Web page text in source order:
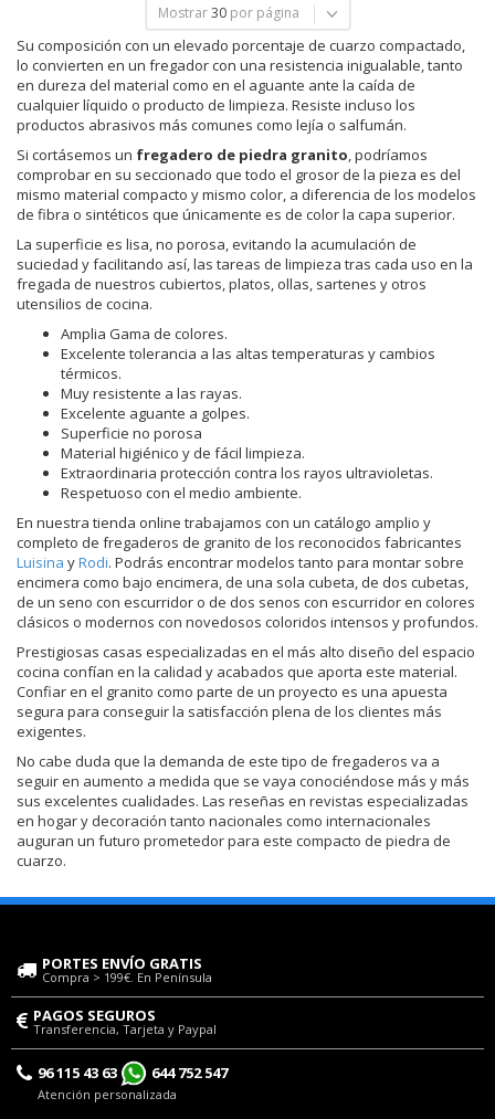
Mostrar 30 por página
Su composición con un elevado porcentaje de cuarzo compactado,
lo convierten en un fregador con una resistencia inigualable, tanto
en dureza del material como en el aguante ante la caída de
cualquier líquido o producto de limpieza. Resiste incluso los
productos abrasivos más comunes como lejía o salfumán.
Si cortásemos un fregadero de piedra granito, podríamos
comprobar en su seccionado que todo el grosor de la pieza es del
mismo material compacto y mismo color, a diferencia de los modelos
de fibra o sintéticos que únicamente es de color la capa superior.
La superficie es lisa, no porosa, evitando la acumulación de
suciedad y facilitando así, las tareas de limpieza tras cada uso en la
fregada de nuestros cubiertos, platos, ollas, sartenes y otros
utensilios de cocina.
Amplia Gama de colores.
Excelente tolerancia a las altas temperaturas y cambios
térmicos.
Muy resistente a las rayas.
Excelente aguante a golpes.
Superficie no porosa
Material higiénico y de fácil limpieza.
Extraordinaria protección contra los rayos ultravioletas.
Respetuoso con el medio ambiente.
En nuestra tienda online trabajamos con un catálogo amplio y
completo de fregaderos de granito de los reconocidos fabricantes
Luisina yRodi. Podrás encontrar modelos tanto para montar sobre
encimera como bajo encimera, de una sola cubeta, de dos cubetas,
de un seno con escurridor o de dos senos con escurridor en colores
clásicos o modernos con novedosos coloridos intensos y profundos.
Prestigiosas casas especializadas en el más alto diseño del espacio
cocina confían en la calidad y acabados que aporta este material.
Confiar en el granito como parte de un proyecto es una apuesta
segura para conseguir la satisfacción plena de los clientes más
exigentes.
No cabe duda que la demanda de este tipo de fregaderos va a
seguir en aumento a medida que se vaya conociéndose más y más
sus excelentes cualidades. Las reseñas en revistas especializadas
en hogar y decoración tanto nacionales como internacionales
auguran un futuro prometedor para este compacto de piedra de
cuarzo.
PORTES ENVÍO GRATIS
Compra > 199€. En Península
PAGOS SEGUROS
Transferencia, Tarjeta y Paypal
96 115 43 63 644 752 547
Atención personalizada